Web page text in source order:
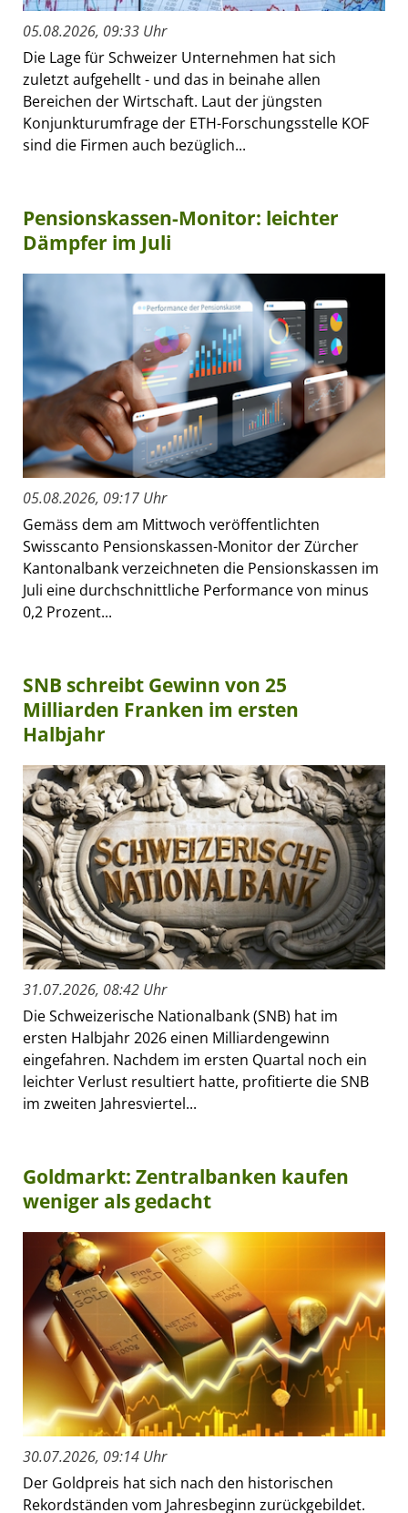
05.08.2026, 09:33 Uhr
Die Lage für Schweizer Unternehmen hat sich
zuletzt aufgehellt - und das in beinahe allen
Bereichen der Wirtschaft. Laut der jüngsten
Konjunkturumfrage der ETH-Forschungsstelle KOF
sind die Firmen auch bezüglich...
Pensionskassen-Monitor: leichter
Dämpfer im Juli
05.08.2026, 09:17 Uhr
Gemäss dem am Mittwoch veröffentlichten
Swisscanto Pensionskassen-Monitor der Zürcher
Kantonalbank verzeichneten die Pensionskassen im
Juli eine durchschnittliche Performance von minus
0,2 Prozent...
SNB schreibt Gewinn von 25
Milliarden Franken im ersten
Halbjahr
31.07.2026, 08:42 Uhr
Die Schweizerische Nationalbank (SNB) hat im
ersten Halbjahr 2026 einen Milliardengewinn
eingefahren. Nachdem im ersten Quartal noch ein
leichter Verlust resultiert hatte, profitierte die SNB
im zweiten Jahresviertel...
Goldmarkt: Zentralbanken kaufen
weniger als gedacht
30.07.2026, 09:14 Uhr
Der Goldpreis hat sich nach den historischen
Rekordständen vom Jahresbeginn zurückgebildet.